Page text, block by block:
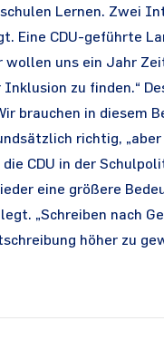
Lernen. Zwei
Eine CDU-geführte
wollen uns ein Jahr
Inklusion zu finden.“
brauchen in diesem
richtig,
CDU in der
eine größere
„Schreiben nach
höher zu